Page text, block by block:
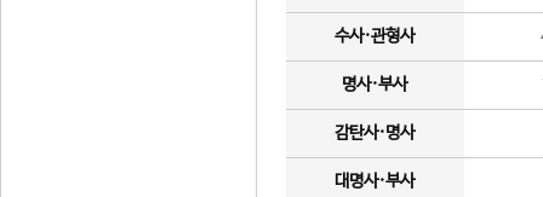
수사·관형사
명사·부사
감탄사·명사
대명사·부사